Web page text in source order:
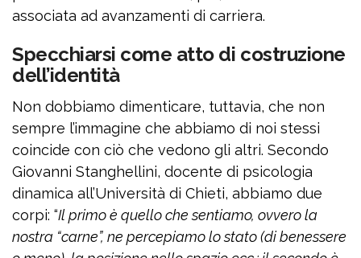
associata ad avanzamenti di carriera.
Specchiarsi come atto di costruzione
dell’identità
Non dobbiamo dimenticare, tuttavia, che non
sempre l’immagine che abbiamo di noi stessi
coincide con ciò che vedono gli altri. Secondo
Giovanni Stanghellini, docente di psicologia
dinamica all’Università di Chieti, abbiamo due
corpi: “Il primo è quello che sentiamo, ovvero la
nostra “carne”, ne percepiamo lo stato (di benessere